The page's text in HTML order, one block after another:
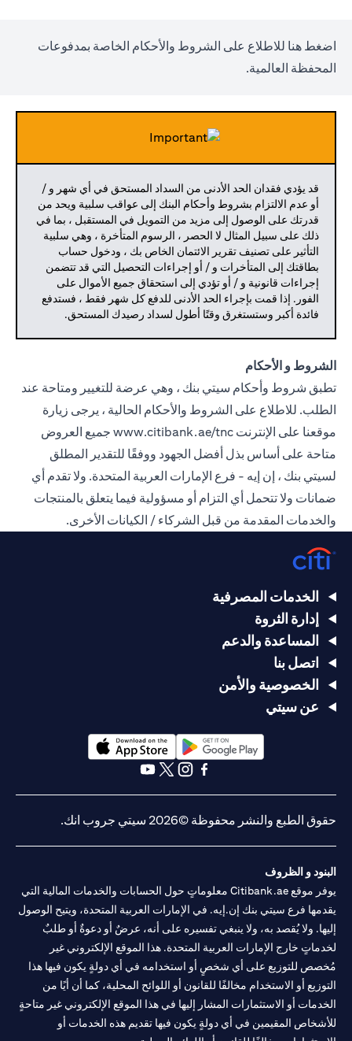
اضغط هنا للاطلاع على الشروط والأحكام الخاصة بمدفوعات
المحفظة العالمية.
قد يؤدي فقدان الحد الأدنى من السداد المستحق في أي شهر و /
أو عدم الالتزام بشروط وأحكام البنك إلى عواقب سلبية ويحد من
قدرتك على الوصول إلى مزيد من التمويل في المستقبل ، بما في
ذلك على سبيل المثال لا الحصر ، الرسوم المتأخرة ، وهي سلبية
التأثير على تصنيف تقرير الائتمان الخاص بك ، ودخول حساب
بطاقتك إلى المتأخرات و / أو إجراءات التحصيل التي قد تتضمن
إجراءات قانونية و / أو تؤدي إلى استحقاق جميع الأموال على
الفور. إذا قمت بإجراء الحد الأدنى للدفع كل شهر فقط ، فستدفع
فائدة أكبر وستستغرق وقتًا أطول لسداد رصيدك المستحق.
الشروط و الأحكام
تطبق شروط وأحكام سيتي بنك ، وهي عرضة للتغيير ومتاحة عند
الطلب. للاطلاع على الشروط والأحكام الحالية ، يرجى زيارة
موقعنا على الإنترنت www.citibank.ae/tnc جميع العروض
متاحة على أساس بذل أفضل الجهود ووفقًا للتقدير المطلق
لسيتي بنك ، إن إيه - فرع الإمارات العربية المتحدة. ولا تقدم أي
ضمانات ولا تتحمل أي التزام أو مسؤولية فيما يتعلق بالمنتجات
والخدمات المقدمة من قبل الشركاء / الكيانات الأخرى.
الخدمات المصرفية
إدارة الثروة
المساعدة والدعم
اتصل بنا
الخصوصية والأمن
عن سيتي
(opens in a new tab)
حقوق الطبع والنشر محفوظة ©2026 سيتي جروب انك.
البنود و الظروف
يوفر موقع Citibank.ae معلوماتٍ حول الحسابات والخدمات المالية التي
يقدمها فرع سيتي بنك إن.إيه. في الإمارات العربية المتحدة، ويتيح الوصول
إليها. ولا يُقصد به، ولا ينبغي تفسيره على أنه، عرضٌ أو دعوةٌ أو طلبٌ
لخدماتٍ خارج الإمارات العربية المتحدة. هذا الموقع الإلكتروني غير
مُخصص للتوزيع على أي شخصٍ أو استخدامه في أي دولةٍ يكون فيها هذا
التوزيع أو الاستخدام مخالفًا للقانون أو اللوائح المحلية، كما أن أيًا من
الخدمات أو الاستثمارات المشار إليها في هذا الموقع الإلكتروني غير متاحةٍ
للأشخاص المقيمين في أي دولةٍ يكون فيها تقديم هذه الخدمات أو